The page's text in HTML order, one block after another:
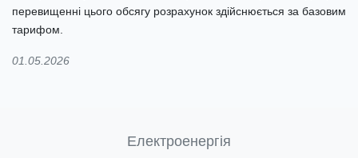
перевищенні цього обсягу розрахунок здійснюється за базовим
тарифом.
01.05.2026
Електроенергія